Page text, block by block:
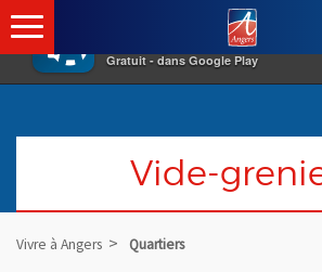
×
Gratuit - dans Google Play
Vide-
Vivre à Angers Quartiers